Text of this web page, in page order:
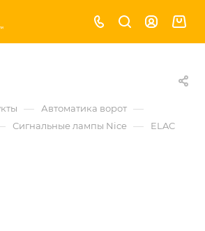
— Автоматика ворот —
Сигнальные лампы Nice — ELAC